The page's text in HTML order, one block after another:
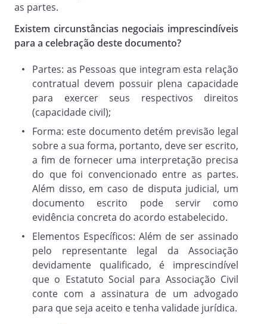
(v) Deliberar quanto à compra e venda de
qualquer bem da Associação;
(vi) Alterar, no todo ou em parte, o
(vii) Deliberar quanto à dissolução da
Associação;
(viii) Decidir, em última instância, sobre
todo e qualquer assunto de interesse
social, bem como sobre os casos omissos
no presente Estatuto.
Parágrafo Primeiro.
Convocação: As Assembleias Gerais
poderão ser ordinárias ou
extraordinárias, e serão convocadas pelo
Presidente, ou por 1/5 dos associados,
mediante edital fixado na sede social da
Associação, com antecedência mínima de
10 (dez) dias de sua realização, onde
constará: local, dia, mês, ano, hora da
as partes.
Existem circunstâncias negociais imprescindíveis
para a celebração deste documento?
Partes: as Pessoas que integram esta relação
contratual devem possuir plena capacidade
para exercer seus respectivos direitos
(capacidade civil);
Forma: este documento detém previsão legal
sobre a sua forma, portanto, deve ser escrito,
a fim de fornecer uma interpretação precisa
do que foi convencionado entre as partes.
Além disso, em caso de disputa judicial, um
documento escrito pode servir como
evidência concreta do acordo estabelecido.
Elementos Específicos: Além de ser assinado
pelo representante legal da Associação
devidamente qualificado, é imprescindível
que o Estatuto Social para Associação Civil
conte com a assinatura de um advogado
para que seja aceito e tenha validade jurídica.